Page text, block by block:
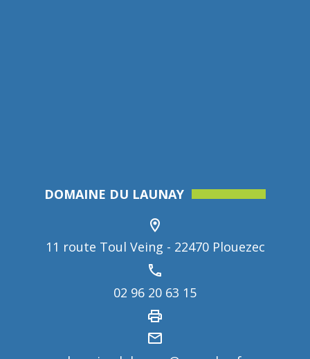
DOMAINE DU LAUNAY
11 route Toul Veing - 22470 Plouezec
02 96 20 63 15